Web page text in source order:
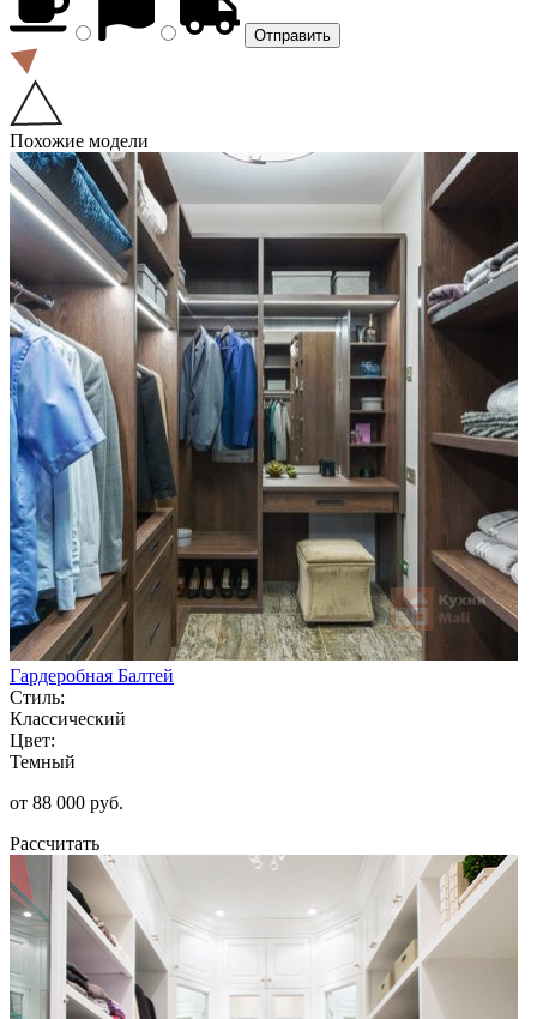
Похожие модели
Гардеробная Балтей
Стиль:
Классический
Цвет:
Темный
от 88 000 руб.
Рассчитать